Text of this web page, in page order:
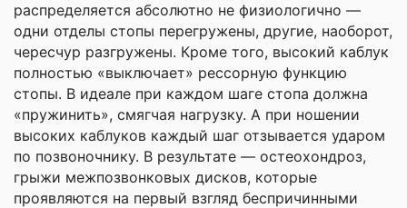
распределяется абсолютно не физиологично —
одни отделы стопы перегружены, другие, наоборот,
чересчур разгружены. Кроме того, высокий каблук
полностью «выключает» рессорную функцию
стопы. В идеале при каждом шаге стопа должна
«пружинить», смягчая нагрузку. А при ношении
высоких каблуков каждый шаг отзывается ударом
по позвоночнику. В результате — остеохондроз,
грыжи межпозвонковых дисков, которые
проявляются на первый взгляд беспричинными